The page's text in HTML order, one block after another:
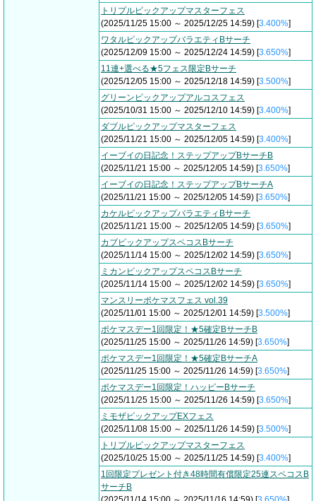
トリプルピックアップマスターフェス
(2025/11/25 15:00 ～ 2025/12/25 14:59) [3.400%]
ワタルピックアップバラエティBサーチ
(2025/12/09 15:00 ～ 2025/12/24 14:59) [3.650%]
11連+選べる★5フェス限定Bサーチ
(2025/12/05 15:00 ～ 2025/12/18 14:59) [3.500%]
グリーンピックアップアルコスフェス
(2025/10/31 15:00 ～ 2025/12/10 14:59) [3.400%]
ダブルピックアップマスターフェス
(2025/11/21 15:00 ～ 2025/12/05 14:59) [3.400%]
イーブイの日記念！ステップアップBサーチB
(2025/11/21 15:00 ～ 2025/12/05 14:59) [3.650%]
イーブイの日記念！ステップアップBサーチA
(2025/11/21 15:00 ～ 2025/12/05 14:59) [3.650%]
カケルピックアップバラエティBサーチ
(2025/11/21 15:00 ～ 2025/12/05 14:59) [3.650%]
カブピックアップスペコスBサーチ
(2025/11/14 15:00 ～ 2025/12/02 14:59) [3.650%]
ミカンピックアップスペコスBサーチ
(2025/11/14 15:00 ～ 2025/12/02 14:59) [3.650%]
マンスリーポケマスフェス vol.39
(2025/11/01 15:00 ～ 2025/12/01 14:59) [3.500%]
ポケマスデー1回限定！★5確定BサーチB
(2025/11/25 15:00 ～ 2025/11/26 14:59) [3.650%]
ポケマスデー1回限定！★5確定BサーチA
(2025/11/25 15:00 ～ 2025/11/26 14:59) [3.650%]
ポケマスデー1回限定！ハッピーBサーチ
(2025/11/25 15:00 ～ 2025/11/26 14:59) [3.650%]
ミモザピックアップEXフェス
(2025/11/08 15:00 ～ 2025/11/26 14:59) [3.500%]
トリプルピックアップマスターフェス
(2025/10/25 15:00 ～ 2025/11/25 14:59) [3.400%]
1回限定プレゼント付き48時間有償限定25連スペコスB
サーチB